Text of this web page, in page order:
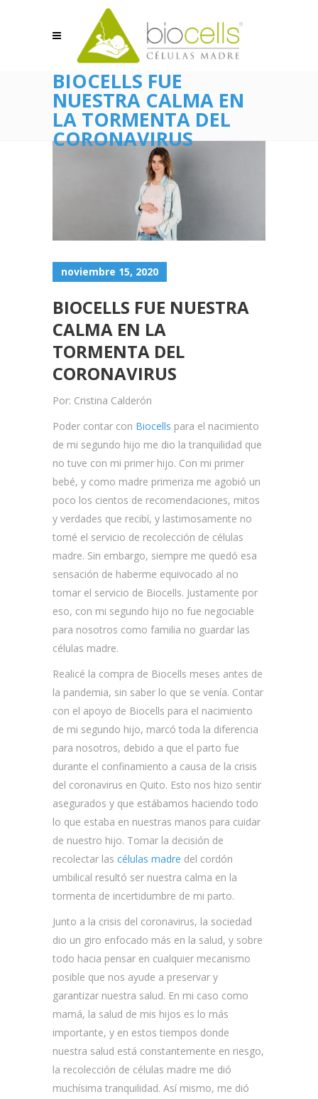
BIOCELLS FUE
NUESTRA CALMA EN
LA TORMENTA DEL
CORONAVIRUS
noviembre 15, 2020
BIOCELLS FUE NUESTRA
CALMA EN LA
TORMENTA DEL
CORONAVIRUS
Por: Cristina Calderón
Poder contar con Biocells para el nacimiento
de mi segundo hijo me dio la tranquilidad que
no tuve con mi primer hijo. Con mi primer
bebé, y como madre primeriza me agobió un
poco los cientos de recomendaciones, mitos
y verdades que recibí, y lastimosamente no
tomé el servicio de recolección de células
madre. Sin embargo, siempre me quedó esa
sensación de haberme equivocado al no
tomar el servicio de Biocells. Justamente por
eso, con mi segundo hijo no fue negociable
para nosotros como familia no guardar las
células madre.
Realicé la compra de Biocells meses antes de
la pandemia, sin saber lo que se venía. Contar
con el apoyo de Biocells para el nacimiento
de mi segundo hijo, marcó toda la diferencia
para nosotros, debido a que el parto fue
durante el confinamiento a causa de la crisis
del coronavirus en Quito. Esto nos hizo sentir
asegurados y que estábamos haciendo todo
lo que estaba en nuestras manos para cuidar
de nuestro hijo. Tomar la decisión de
recolectar las células madre del cordón
umbilical resultó ser nuestra calma en la
tormenta de incertidumbre de mi parto.
Junto a la crisis del coronavirus, la sociedad
dio un giro enfocado más en la salud, y sobre
todo hacia pensar en cualquier mecanismo
posible que nos ayude a preservar y
garantizar nuestra salud. En mi caso como
mamá, la salud de mis hijos es lo más
importante, y en estos tiempos donde
nuestra salud está constantemente en riesgo,
la recolección de células madre me dió
muchísima tranquilidad. Así mismo, me dió